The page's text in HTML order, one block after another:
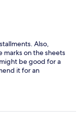
Also,
marks on the sheets
be good for a
it for an